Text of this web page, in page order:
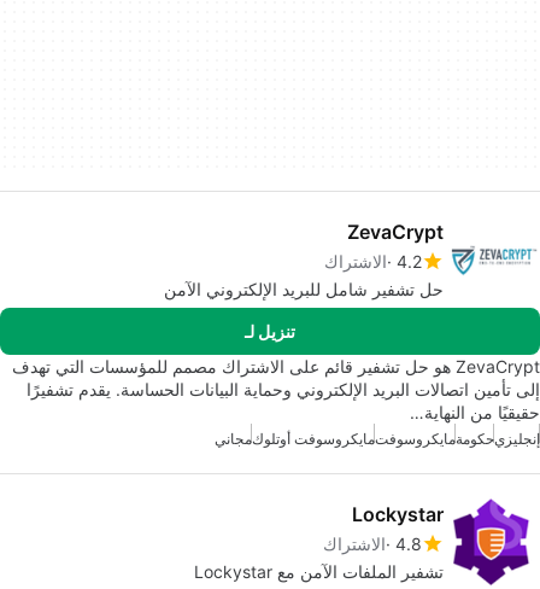
ZevaCrypt
4.2 الاشتراك
حل تشفير شامل للبريد الإلكتروني الآمن
تنزيل لـ
ZevaCrypt هو حل تشفير قائم على الاشتراك مصمم للمؤسسات التي تهدف
إلى تأمين اتصالات البريد الإلكتروني وحماية البيانات الحساسة. يقدم تشفيرًا
حقيقيًا من النهاية…
إنجليزيحكومةمايكروسوفتمايكروسوفت أوتلوكمجاني
Lockystar
4.8 الاشتراك
تشفير الملفات الآمن مع Lockystar